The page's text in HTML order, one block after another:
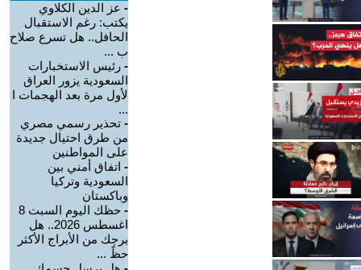
- عز الدين الكلاوي
يكتب: رغم الاستقبال
الحافل.. هل تسرع صلاح
ب ...
- رئيس الاستخبارات
السعودية يزور العراق
لأول مرة بعد الهجمات ا
...
- تحذير رسمي مصري
من طرق احتيال جديدة
على المواطنين
- اتفاق أمني بين
السعودية وتركيا
وباكستان
-
حظك اليوم السبت 8
اغسطس 2026.. هل
برجك من الأبراج الأكثر
حظً ...